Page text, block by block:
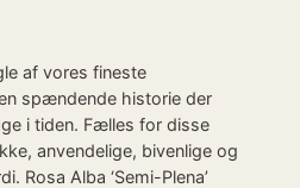
af vores fineste
spændende historie der
i tiden. Fælles for disse
anvendelige, bivenlige og
Rosa Alba ‘Semi-Plena’